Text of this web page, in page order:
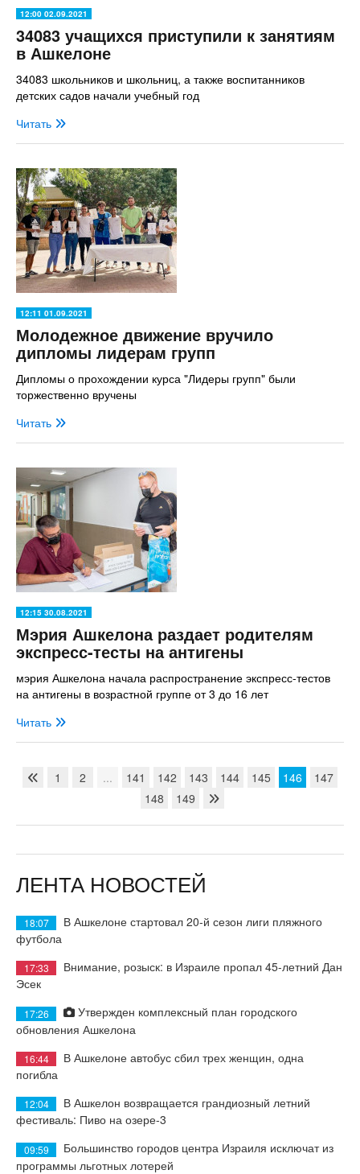
12:00 02.09.2021
34083 учащихся приступили к занятиям
в Ашкелоне
34083 школьников и школьниц, а также воспитанников
детских садов начали учебный год
Читать
12:11 01.09.2021
Молодежное движение вручило
дипломы лидерам групп
Дипломы о прохождении курса "Лидеры групп" были
торжественно вручены
Читать
12:15 30.08.2021
Мэрия Ашкелона раздает родителям
экспресс-тесты на антигены
мэрия Ашкелона начала распространение экспресс-тестов
на антигены в возрастной группе от 3 до 16 лет
Читать
1 2 ... 141 142 143 144 145 146
147
148
149
ЛЕНТА НОВОСТЕЙ
18:07
В Ашкелоне стартовал 20-й сезон лиги пляжного
футбола
17:33
Внимание, розыск: в Израиле пропал 45-летний Дан
Эсек
17:26
Утвержден комплексный план городского
обновления Ашкелона
16:44
В Ашкелоне автобус сбил трех женщин, одна
погибла
12:04
В Ашкелон возвращается грандиозный летний
фестиваль: Пиво на озере-3
09:59
Большинство городов центра Израиля исключат из
программы льготных лотерей